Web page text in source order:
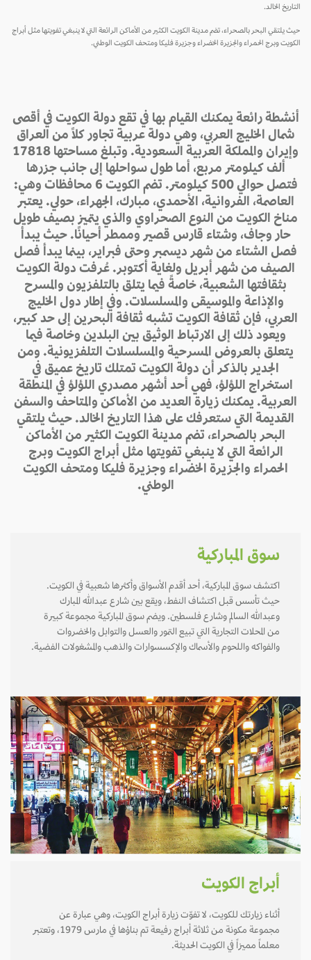
التاريخ الخالد.
حيث يلتقي البحر بالصحراء، تضم مدينة الكويت الكثير من الأماكن الرائعة التي لا ينبغي تفويتها مثل أبراج
الكويت وبرج الحمراء والجزيرة الخضراء وجزيرة فليكا ومتحف الكويت الوطني.
أنشطة رائعة يمكنك القيام بها في تقع دولة الكويت في أقصى
شمال الخليج العربي، وهي دولة عربية تجاور كلاً من العراق
وإيران والمملكة العربية السعودية. وتبلغ مساحتها 17818
ألف كيلومتر مربع، أما طول سواحلها إلى جانب جزرها
فتصل حوالي 500 كيلومتر. تضم الكويت 6 محافظات وهي:
العاصمة، الفروانية، الأحمدي، مبارك، الجهراء، حولي. يعتبر
مناخ الكويت من النوع الصحراوي والذي يتميز بصيف طويل
حار وجاف، وشتاء قارس قصير وممطر أحيانًا. حيث يبدأ
فصل الشتاء من شهر ديسمبر وحتى فبراير، بينما يبدأ فصل
الصيف من شهر أبريل ولغاية أكتوبر. عُرفت دولة الكويت
بثقافتها الشعبية، خاصةً فيما يتلق بالتلفزيون والمسرح
والإذاعة والموسيقى والمسلسلات. وفي إطار دول الخليج
العربي، فإن ثقافة الكويت تشبه ثقافة البحرين إلى حد كبير،
ويعود ذلك إلى الارتباط الوثيق بين البلدين وخاصة فيما
يتعلق بالعروض المسرحية والمسلسلات التلفزيونية. ومن
الجدير بالذكر أن دولة الكويت تمتلك تاريخ عميق في
استخراج اللؤلؤ، فهي أحد أشهر مصدري اللؤلؤ في المنطقة
العربية. يمكنك زيارة العديد من الأماكن والمتاحف والسفن
القديمة التي ستعرفك على هذا التاريخ الخالد. حيث يلتقي
البحر بالصحراء، تضم مدينة الكويت الكثير من الأماكن
الرائعة التي لا ينبغي تفويتها مثل أبراج الكويت وبرج
الحمراء والجزيرة الخضراء وجزيرة فليكا ومتحف الكويت
الوطني.
سوق المباركية
اكتشف سوق المباركية، أحد أقدم الأسواق وأكثرها شعبية في الكويت.
حيث تأسس قبل اكتشاف النفط، ويقع بين شارع عبدالله المبارك
وعبدالله السالم وشارع فلسطين. ويضم سوق المباركية مجموعة كبيرة
من المحلات التجارية التي تبيع التمور والعسل والتوابل والخضروات
والفواكه واللحوم والأسماك والإكسسوارات والذهب والمشغولات الفضية.
أبراج الكويت
أثناء زيارتك للكويت، لا تفوّت زيارة أبراج الكويت، وهي عبارة عن
مجموعة مكونة من ثلاثة أبراج رفيعة تم بناؤها في مارس 1979، وتعتبر
معلماً مميزاً في الكويت الحديثة.